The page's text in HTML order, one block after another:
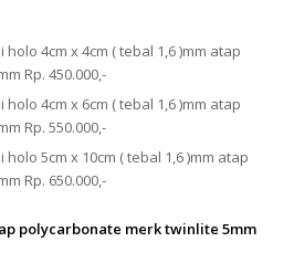
4cm x 4cm ( tebal 1,6 )mm atap
Rp. 450.000,-
4cm x 6cm ( tebal 1,6 )mm atap
Rp. 550.000,-
5cm x 10cm ( tebal 1,6 )mm atap
Rp. 650.000,-
polycarbonate merk twinlite 5mm